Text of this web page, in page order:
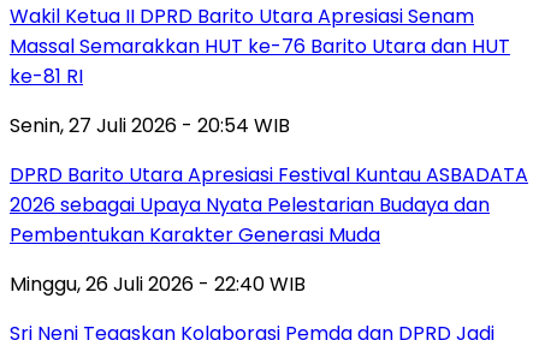
Wakil Ketua II DPRD Barito Utara Apresiasi Senam
Massal Semarakkan HUT ke-76 Barito Utara dan HUT
ke-81 RI
Senin, 27 Juli 2026 - 20:54 WIB
DPRD Barito Utara Apresiasi Festival Kuntau ASBADATA
2026 sebagai Upaya Nyata Pelestarian Budaya dan
Pembentukan Karakter Generasi Muda
Minggu, 26 Juli 2026 - 22:40 WIB
Sri Neni Tegaskan Kolaborasi Pemda dan DPRD Jadi